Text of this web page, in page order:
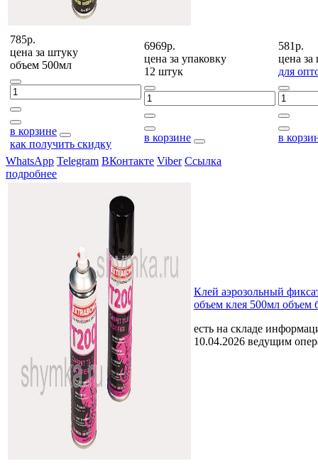
785р.
цена за штуку
объем 500мл
в корзине
как получить скидку
6969р.
цена за упаковку
12 штук
в корзине
581р.
цена за
для
в
WhatsApp Telegram ВКонтакте Viber Ссылка
подробнее
Клей аэрозольный
объем клея 500мл объем
есть на складе
10.04.2026 ведущим